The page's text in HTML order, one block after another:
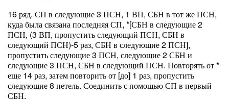
16 ряд. СП в следующие 3 ПСН, 1 ВП, СБН в тот же ПСН,
куда была связана последняя СП, *[СБН в следующие 2
ПСН, (3 ВП, пропустить следующий ПСН, СБН в
следующий ПСН)-5 раз, СБН в следующие 2 ПСН],
пропустить следующие 3 ПСН, следующие 2 СБН и
следующие 3 ПСН, СБН в следующий ПСН. Повторять от *
еще 14 раз, затем повторить от [до] 1 раз, пропустить
следующие 8 петель. Соединить с помощью СП в первый
СБН.